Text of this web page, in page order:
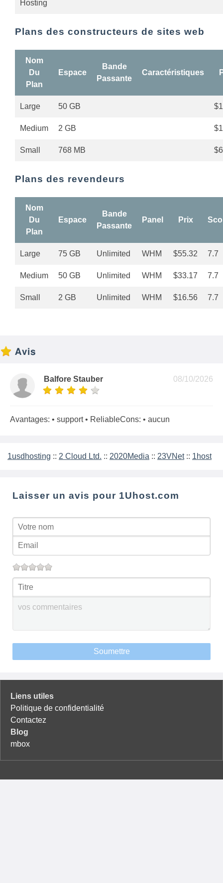
Hosting
Plans des constructeurs de sites web
Nom
Du
Plan
Espace
Bande
Passante
Caractéristiques
Large 50 GB
Medium 2 GB
Small 768 MB
Plans des revendeurs
Nom
Du
Plan
Espace
Bande
Passante
Panel Prix
Large 75 GB Unlimited WHM $55.32 7.7
Medium 50 GB Unlimited WHM $33.17 7.7
Small 2 GB Unlimited WHM $16.56 7.7
Avis
08/10/2026
Balfore Stauber
Avantages: • support • ReliableCons: • aucun
1usdhosting :: 2 Cloud Ltd. :: 2020Media :: 23VNet:: 1host
Laisser un avis pour 1Uhost.com
Soumettre
Liens utiles
Politique de confidentialité
Contactez
Blog
mbox